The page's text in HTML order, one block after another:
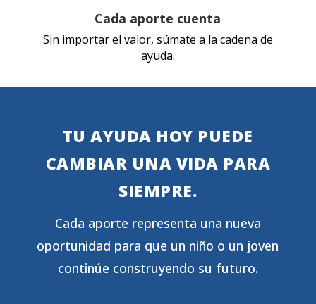
Cada aporte cuenta
Sin importar el valor, súmate a la cadena de
ayuda.
TU AYUDA HOY PUEDE
CAMBIAR UNA VIDA PARA
SIEMPRE.
Cada aporte representa una nueva
oportunidad para que un niño o un joven
continúe construyendo su futuro.